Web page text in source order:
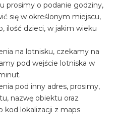
prosimy o podanie godziny,
się w określonym miejscu,
ilość dzieci, w jakim wieku
na lotnisku, czekamy na
pod wejście lotniska w
pod inny adres, prosimy,
nazwę obiektu oraz
kod lokalizacji z maps